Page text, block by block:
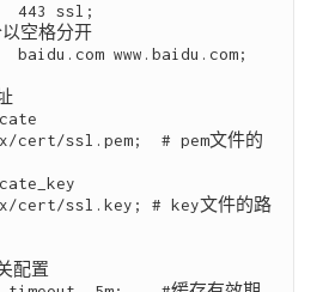
ssl.pem;  # pem文件的
cert/ssl.key; # key文件的路